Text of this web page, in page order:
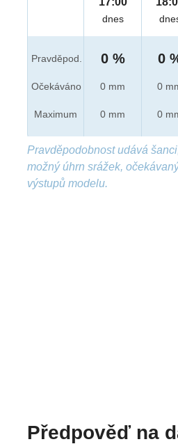
Pravděpod.
Očekáváno
Maximum
dnes
0 %
0 mm
0 mm
0
0
0
Pravděpodobnost udává
možný úhrn srážek,
výstupů modelu.
Předpověď na